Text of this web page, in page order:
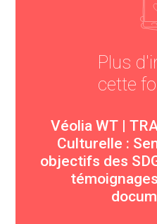
Plus
cette
Véolia WT |
Culturelle :
objectifs des